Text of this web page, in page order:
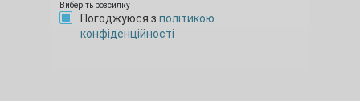
Виберіть розсилку
Погоджуюся з політикою
конфіденційності